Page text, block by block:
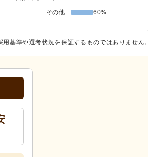
その他 60%
基準や選考状況を保証するものではありません。